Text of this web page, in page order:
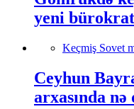
yeni
Keçmiş Sovet
Ceyhun
arxasında nə